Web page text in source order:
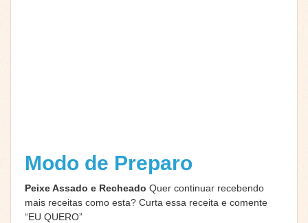
Modo de Preparo
Peixe Assado e Recheado Quer continuar recebendo
mais receitas como esta? Curta essa receita e comente
“EU QUERO”